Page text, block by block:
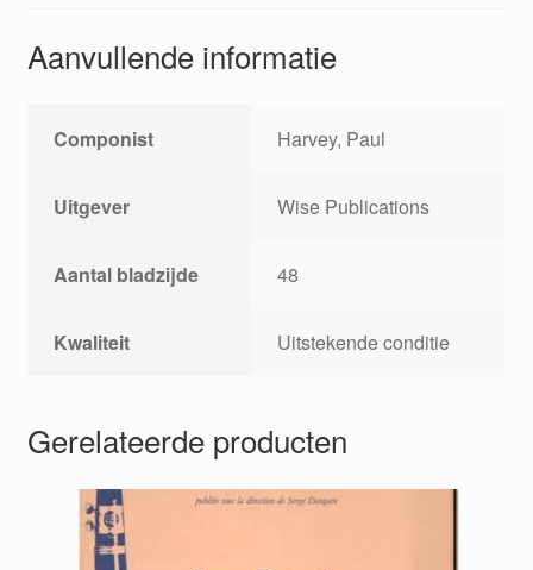
Aanvullende informatie
Componist Harvey, Paul
Uitgever Wise Publications
Aantal bladzijde 48
Kwaliteit Uitstekende conditie
Gerelateerde producten